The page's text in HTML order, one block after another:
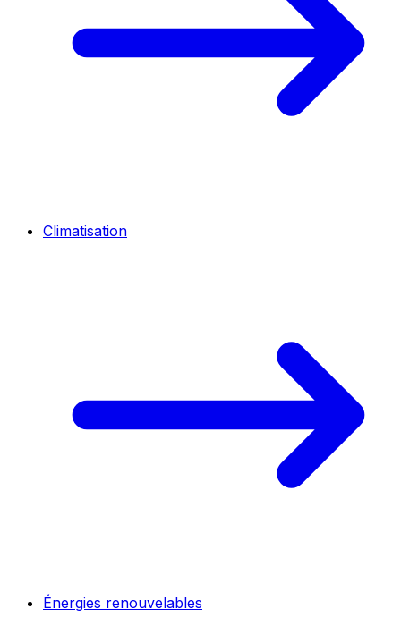
Climatisation
Énergies renouvelables